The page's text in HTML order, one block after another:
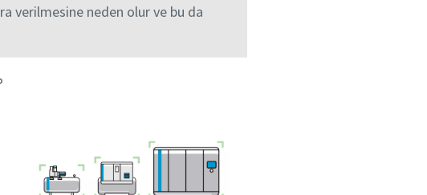
verilmesine neden olur ve bu da